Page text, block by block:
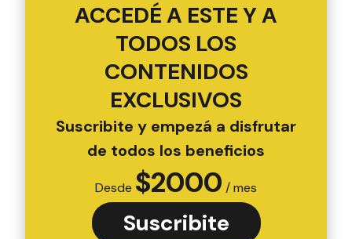
ACCEDÉ A ESTE Y A
TODOS LOS
CONTENIDOS
EXCLUSIVOS
Suscribite y empezá a disfrutar
de todos los beneficios
Desde $2000 / mes
Suscribite